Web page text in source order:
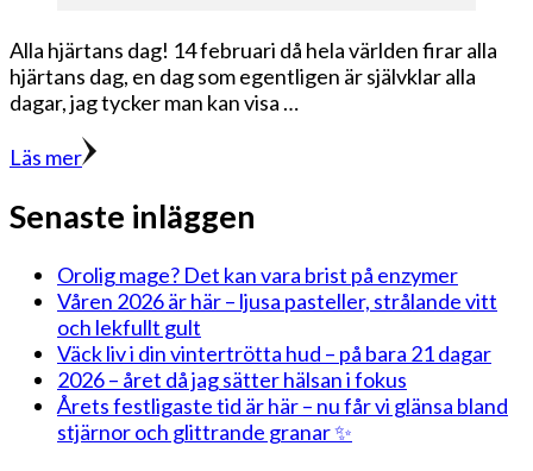
Alla hjärtans dag! 14 februari då hela världen firar alla
hjärtans dag, en dag som egentligen är självklar alla
dagar, jag tycker man kan visa …
Läs mer
Senaste inläggen
Orolig mage? Det kan vara brist på enzymer
Våren 2026 är här – ljusa pasteller, strålande vitt
och lekfullt gult
Väck liv i din vintertrötta hud – på bara 21 dagar
2026 – året då jag sätter hälsan i fokus
Årets festligaste tid är här – nu får vi glänsa bland
stjärnor och glittrande granar ✨